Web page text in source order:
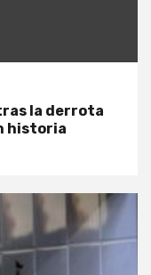
la derrota
historia